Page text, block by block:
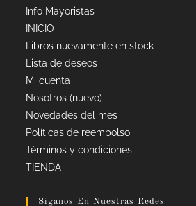
Info Mayoristas
INICIO
Libros nuevamente en stock
Lista de deseos
Mi cuenta
Nosotros (nuevo)
Novedades del mes
Políticas de reembolso
Términos y condiciones
TIENDA
Siganos En Nuestras Redes